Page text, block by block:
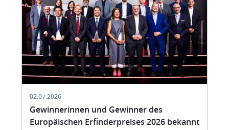
02.07.2026
Gewinnerinnen und Gewinner des
Europäischen Erfinderpreises 2026 bekannt